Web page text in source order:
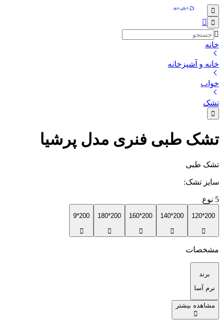
خانه
خانه و آشپزخانه
خواب
تشک
تشک طبی فنری مدل پرشیا
تشک طبی
سایز تشک:
5 نوع
200*120
200*140
200*160
200*180
200*9
مشخصات
برند
نرم آسا
مشاهده بیشتر